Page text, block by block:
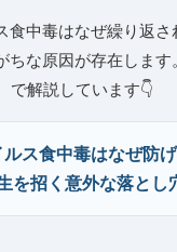
食中毒はなぜ繰り返さ
ちな原因が存在します
で解説しています👇
ルス食中毒はなぜ防
を招く意外な落とし